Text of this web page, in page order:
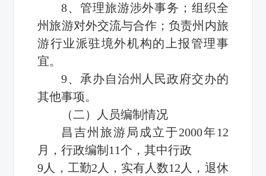
8、管理旅游涉外事务；组织全
州旅游对外交流与合作；负责州内旅
游行业派驻境外机构的上报管理事
宜。
9、承办自治州人民政府交办的
其他事项。
（二）人员编制情况
昌吉州旅游局成立于2000年12
月，行政编制11个，其中行政
9人，工勤2人，实有人数12人，退休